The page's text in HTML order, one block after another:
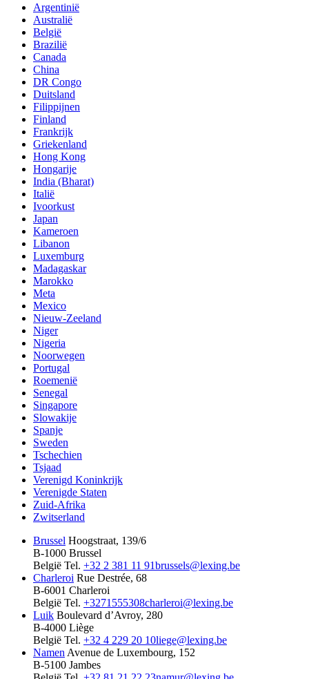
Argentinië
Australië
België
Brazilië
Canada
China
DR Congo
Duitsland
Filippijnen
Finland
Frankrijk
Griekenland
Hong Kong
Hongarije
India (Bharat)
Italië
Ivoorkust
Japan
Kameroen
Libanon
Luxemburg
Madagaskar
Marokko
Meta
Mexico
Nieuw-Zeeland
Niger
Nigeria
Noorwegen
Portugal
Roemenië
Senegal
Singapore
Slowakije
Spanje
Sweden
Tschechien
Tsjaad
Verenigd Koninkrijk
Verenigde Staten
Zuid-Afrika
Zwitserland
Brussel Hoogstraat, 139/6
B-1000 Brussel
België Tel. +32 2 381 11 91brussels@lexing.be
Charleroi Rue Destrée, 68
B-6001 Charleroi
België Tel. +3271555308charleroi@lexing.be
Luik Boulevard d’Avroy, 280
B-4000 Liège
België Tel. +32 4 229 20 10liege@lexing.be
Namen Avenue de Luxembourg, 152
B-5100 Jambes